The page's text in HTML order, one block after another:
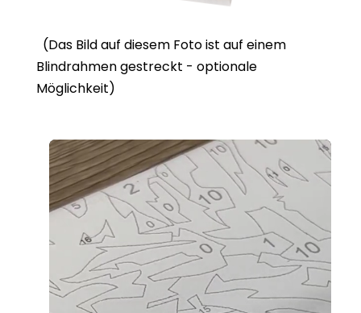
(Das Bild auf diesem Foto ist auf einem
Blindrahmen gestreckt - optionale
Möglichkeit)